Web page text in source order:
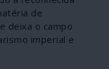
de
deixa o campo
imperial e